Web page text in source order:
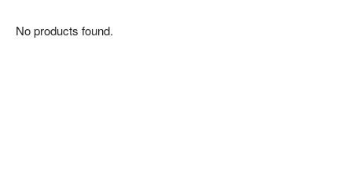
No products found.